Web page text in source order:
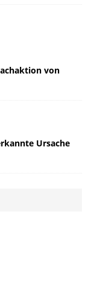
von
Ursache